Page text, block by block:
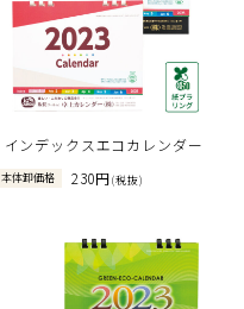
インデックスエコカレンダー
本体卸価格 230円(税抜)